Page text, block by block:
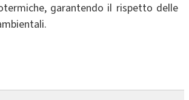
garantendo il rispetto delle